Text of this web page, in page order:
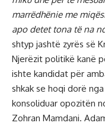
marrëdhënie me
apo detet tona të na
shtyp jashtë zyrës së
Njerëzit politikë kanë
ishte kandidat për
shkak se hoqi dorë
konsoliduar opozitën
Zohran Mamdani.